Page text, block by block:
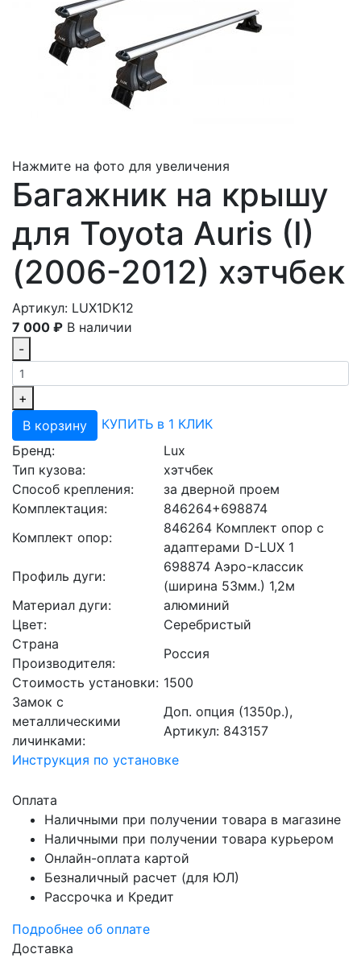
Нажмите на фото для увеличения
Багажник на крышу
для Toyota Auris (I)
(2006-2012) хэтчбек
Артикул: LUX1DK12
7 000 ₽ В наличии
-
+
В корзину
КУПИТЬ в 1 КЛИК
Бренд:
Lux
Тип кузова:
хэтчбек
Способ крепления:
за дверной проем
Комплектация:
846264+698874
Комплект опор:
846264 Комплект опор с
адаптерами D-LUX 1
Профиль дуги:
698874 Аэро-классик
(ширина 53мм.) 1,2м
Материал дуги:
алюминий
Цвет:
Серебристый
Страна
Производителя:
Россия
Стоимость установки: 1500
Замок с
металлическими
личинками:
Доп. опция (1350р.),
Артикул: 843157
Инструкция по установке
Оплата
Наличными при получении товара в магазине
Наличными при получении товара курьером
Онлайн-оплата картой
Безналичный расчет (для ЮЛ)
Рассрочка и Кредит
Подробнее об оплате
Доставка